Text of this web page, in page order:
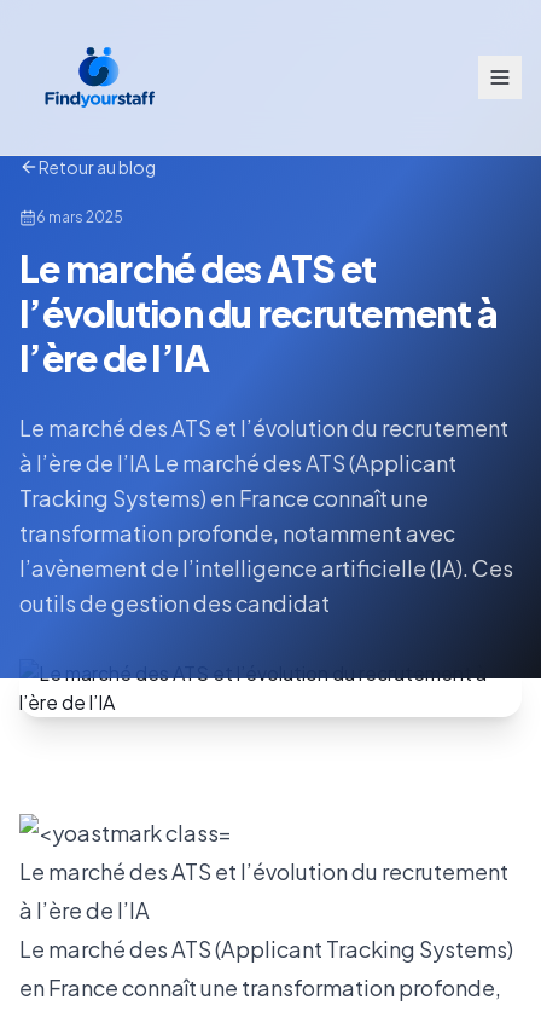
Retour au blog
6 mars 2025
Le marché des ATS et
l’évolution du recrutement à
l’ère de l’IA
Le marché des ATS et l’évolution du recrutement
à l’ère de l’IA Le marché des ATS (Applicant
Tracking Systems) en France connaît une
transformation profonde, notamment avec
l’avènement de l’intelligence artificielle (IA). Ces
outils de gestion des candidat
Le marché des ATS et l’évolution du recrutement
à l’ère de l’IA
Le marché des ATS (Applicant Tracking Systems)
en France connaît une transformation profonde,